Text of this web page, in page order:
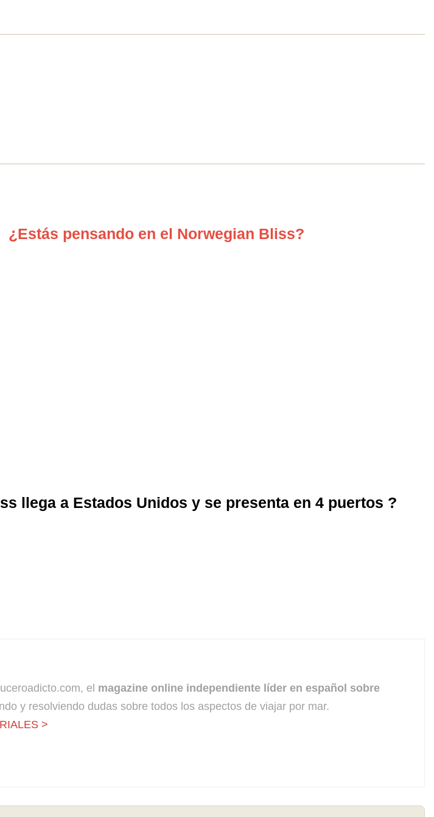
¿Estás pensando en el Norwegian Bliss?
llega a Estados Unidos y se presenta en 4 puertos ?
el magazine online independiente líder en español sobre
y resolviendo dudas sobre todos los aspectos de viajar por mar.
>